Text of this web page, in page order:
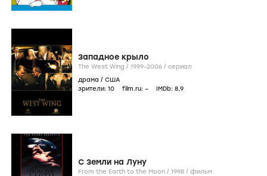
Западное крыло
The West Wing / 1999-2006 / сериал
драма / США
зрители: 10 film.ru: – IMDb: 8,9
С Земли на Луну
From the Earth to the Moon / 1998 / фильм